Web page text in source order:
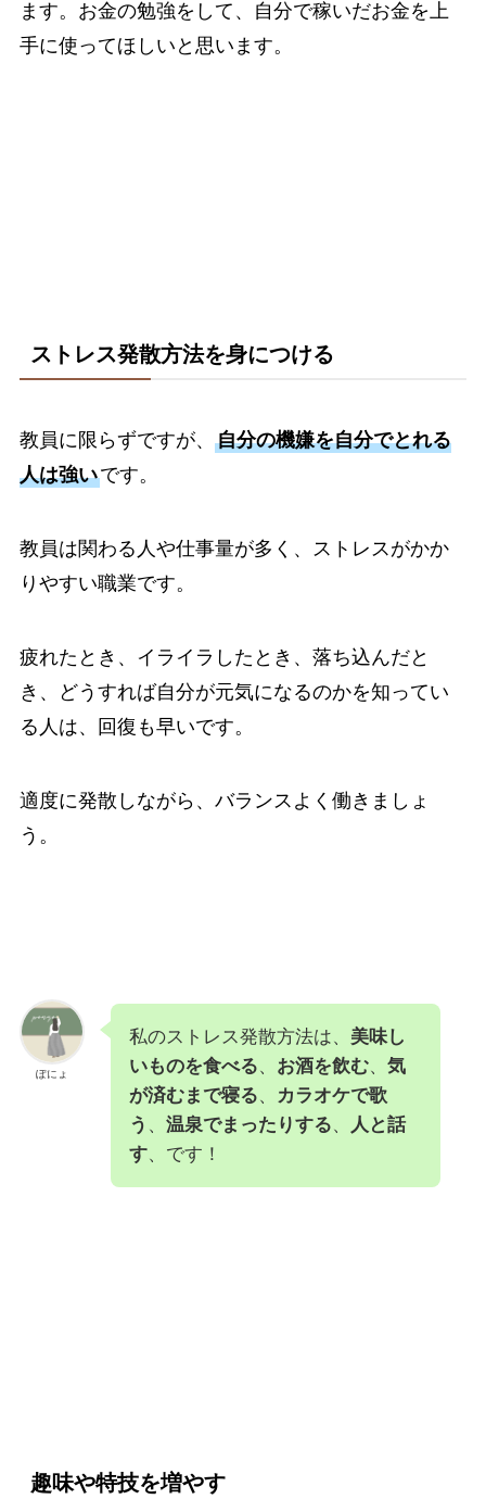
ます。お金の勉強をして、自分で稼いだお金を上
手に使ってほしいと思います。
ストレス発散方法を身につける
教員に限らずですが、 自分の機嫌を自分でとれる
人は強いです。
教員は関わる人や仕事量が多く、ストレスがかか
りやすい職業です。
疲れたとき、イライラしたとき、落ち込んだと
き、どうすれば自分が元気になるのかを知ってい
る人は、回復も早いです。
適度に発散しながら、バランスよく働きましょ
う。
ぽにょ
私のストレス発散方法は、 美味し
いものを食べる、 お酒を飲む、 気
が済むまで寝る、
カラオケで歌
う 、 温泉でまったりする、
人と話
す、です！
趣味や特技を増やす